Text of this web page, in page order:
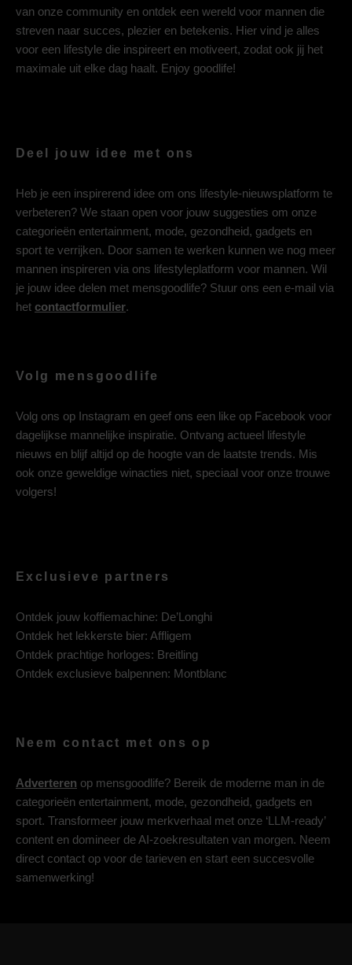
van onze community en ontdek een wereld voor mannen die
streven naar succes, plezier en betekenis. Hier vind je alles
voor een lifestyle die inspireert en motiveert, zodat ook jij het
maximale uit elke dag haalt. Enjoy goodlife!
Deel jouw idee met ons
Heb je een inspirerend idee om ons lifestyle-nieuwsplatform te
verbeteren? We staan open voor jouw suggesties om onze
categorieën entertainment, mode, gezondheid, gadgets en
sport te verrijken. Door samen te werken kunnen we nog meer
mannen inspireren via ons lifestyleplatform voor mannen. Wil
je jouw idee delen met mensgoodlife? Stuur ons een e-mail via
het contactformulier.
Volg mensgoodlife
Volg ons op Instagram en geef ons een like op Facebook voor
dagelijkse mannelijke inspiratie. Ontvang actueel lifestyle
nieuws en blijf altijd op de hoogte van de laatste trends. Mis
ook onze geweldige winacties niet, speciaal voor onze trouwe
volgers!
Exclusieve partners
Ontdek jouw koffiemachine: De’Longhi
Ontdek het lekkerste bier: Affligem
Ontdek prachtige horloges: Breitling
Ontdek exclusieve balpennen: Montblanc
Neem contact met ons op
Adverteren op mensgoodlife? Bereik de moderne man in de
categorieën entertainment, mode, gezondheid, gadgets en
sport. Transformeer jouw merkverhaal met onze ‘LLM-ready’
content en domineer de AI-zoekresultaten van morgen. Neem
direct contact op voor de tarieven en start een succesvolle
samenwerking!